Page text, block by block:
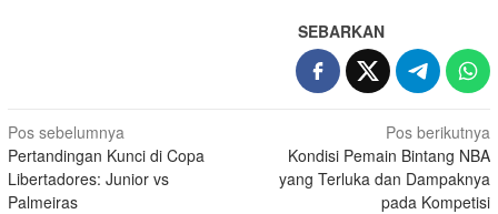
SEBARKAN
Navigasi
pos
Pos sebelumnya
Pertandingan Kunci di Copa
Libertadores: Junior vs
Palmeiras
Pos berikutnya
Kondisi Pemain Bintang NBA
yang Terluka dan Dampaknya
pada Kompetisi